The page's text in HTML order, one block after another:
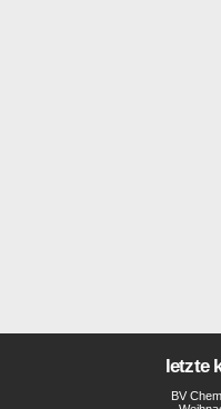
letzte
BV